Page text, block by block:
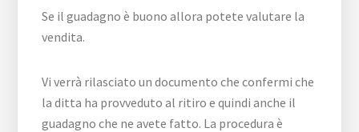
Se il guadagno è buono allora potete valutare la
vendita.
Vi verrà rilasciato un documento che confermi che
la ditta ha provveduto al ritiro e quindi anche il
guadagno che ne avete fatto. La procedura è